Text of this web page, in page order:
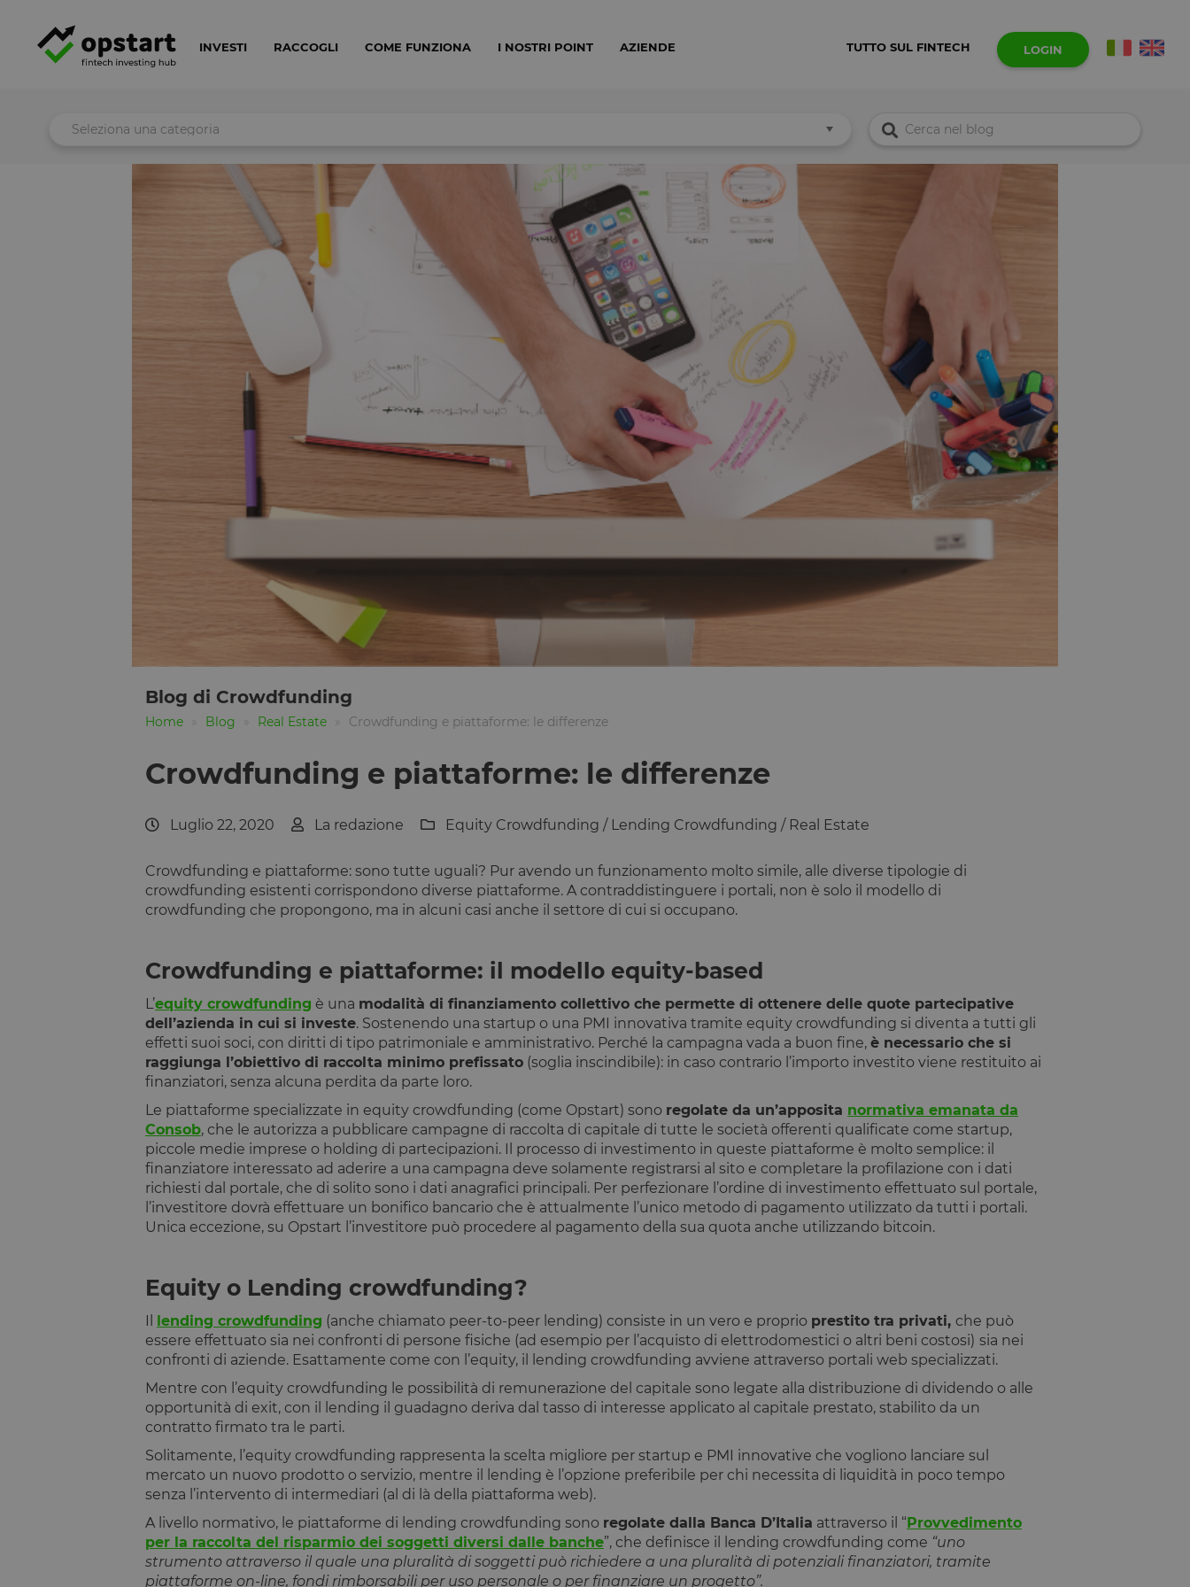
INVESTI RACCOGLI COME FUNZIONA I NOSTRI POINT AZIENDE TUTTO SUL FINTECH LOGIN
Seleziona una categoria
Blog di Crowdfunding
Home Blog Real Estate Crowdfunding e piattaforme: le differenze
Crowdfunding e piattaforme: le differenze
Luglio 22, 2020 La redazione Equity Crowdfunding / Lending Crowdfunding / Real Estate
Crowdfunding e piattaforme: sono tutte uguali? Pur avendo un funzionamento molto simile, alle diverse tipologie di
crowdfunding esistenti corrispondono diverse piattaforme. A contraddistinguere i portali, non è solo il modello di
crowdfunding che propongono, ma in alcuni casi anche il settore di cui si occupano.
Crowdfunding e piattaforme: il modello equity-based
L’equity crowdfunding è una modalità di finanziamento collettivo che permette di ottenere delle quote partecipative
dell’azienda in cui si investe. Sostenendo una startup o una PMI innovativa tramite equity crowdfunding si diventa a tutti gli
effetti suoi soci, con diritti di tipo patrimoniale e amministrativo. Perché la campagna vada a buon fine, è necessario che si
raggiunga l’obiettivo di raccolta minimo prefissato (soglia inscindibile): in caso contrario l’importo investito viene restituito ai
finanziatori, senza alcuna perdita da parte loro.
Le piattaforme specializzate in equity crowdfunding (come Opstart) sono regolate da un’apposita normativa emanata da
Consob, che le autorizza a pubblicare campagne di raccolta di capitale di tutte le società offerenti qualificate come startup,
piccole medie imprese o holding di partecipazioni. Il processo di investimento in queste piattaforme è molto semplice: il
finanziatore interessato ad aderire a una campagna deve solamente registrarsi al sito e completare la profilazione con i dati
richiesti dal portale, che di solito sono i dati anagrafici principali. Per perfezionare l’ordine di investimento effettuato sul portale,
l’investitore dovrà effettuare un bonifico bancario che è attualmente l’unico metodo di pagamento utilizzato da tutti i portali.
Unica eccezione, su Opstart l’investitore può procedere al pagamento della sua quota anche utilizzando bitcoin.
Equity o Lending crowdfunding?
lending crowdfunding (anche chiamato peer-to-peer lending) consiste in un vero e proprio prestito tra privati, che può
essere effettuato sia nei confronti di persone fisiche (ad esempio per l’acquisto di elettrodomestici o altri beni costosi) sia nei
confronti di aziende. Esattamente come con l’equity, il lending crowdfunding avviene attraverso portali web specializzati.
Mentre con l’equity crowdfunding le possibilità di remunerazione del capitale sono legate alla distribuzione di dividendo o alle
opportunità di exit, con il lending il guadagno deriva dal tasso di interesse applicato al capitale prestato, stabilito da un
contratto firmato tra le parti.
Solitamente, l’equity crowdfunding rappresenta la scelta migliore per startup e PMI innovative che vogliono lanciare sul
mercato un nuovo prodotto o servizio, mentre il lending è l’opzione preferibile per chi necessita di liquidità in poco tempo
senza l’intervento di intermediari (al di là della piattaforma web).
A livello normativo, le piattaforme di lending crowdfunding sono regolate dalla Banca D’Italia attraverso il “ Provvedimento
per la raccolta del risparmio dei soggetti diversi dalle banche”, che definisce il lending crowdfunding come “uno
strumento attraverso il quale una pluralità di soggetti può richiedere a una pluralità di potenziali finanziatori, tramite
piattaforme on-line, fondi rimborsabili per uso personale o per finanziare un progetto”.